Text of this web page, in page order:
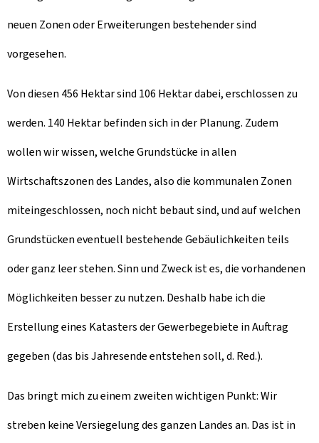
neuen Zonen oder Erweiterungen bestehender sind
vorgesehen.
Von diesen 456 Hektar sind 106 Hektar dabei, erschlossen zu
werden. 140 Hektar befinden sich in der Planung. Zudem
wollen wir wissen, welche Grundstücke in allen
Wirtschaftszonen des Landes, also die kommunalen Zonen
miteingeschlossen, noch nicht bebaut sind, und auf welchen
Grundstücken eventuell bestehende Gebäulichkeiten teils
oder ganz leer stehen. Sinn und Zweck ist es, die vorhandenen
Möglichkeiten besser zu nutzen. Deshalb habe ich die
Erstellung eines Katasters der Gewerbegebiete in Auftrag
gegeben (das bis Jahresende entstehen soll, d. Red.).
Das bringt mich zu einem zweiten wichtigen Punkt: Wir
streben keine Versiegelung des ganzen Landes an. Das ist in